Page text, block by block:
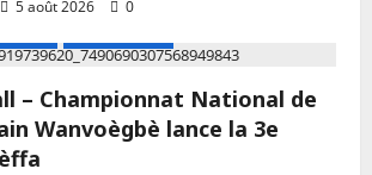
5 août 2026
0
– Championnat National de
Wanvoègbè lance la 3e